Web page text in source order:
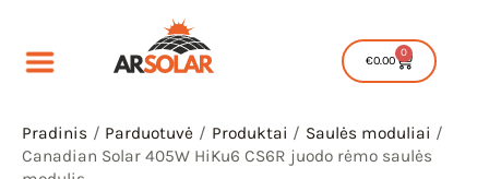
turinio
€0.00
0
Cart
Pradinis Parduotuvė Produktai
Saulės moduliai
Canadian Solar 405W HiKu6 CS6R juodo rėmo saulės